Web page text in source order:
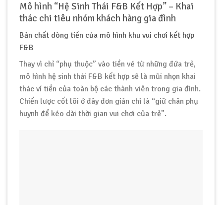
Mô hình “Hệ Sinh Thái F&B Kết Hợp” – Khai
thác chi tiêu nhóm khách hàng gia đình
Bản chất dòng tiền của mô hình khu vui chơi kết hợp
F&B
Thay vì chỉ “phụ thuộc” vào tiền vé từ những đứa trẻ,
mô hình hệ sinh thái F&B kết hợp sẽ là mũi nhọn khai
thác ví tiền của toàn bộ các thành viên trong gia đình.
Chiến lược cốt lõi ở đây đơn giản chỉ là “giữ chân phụ
huynh để kéo dài thời gian vui chơi của trẻ”.